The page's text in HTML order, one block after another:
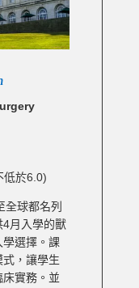
低於6.0)
全球都名列
月入學的獸
選擇。課
，讓學生
實務。並